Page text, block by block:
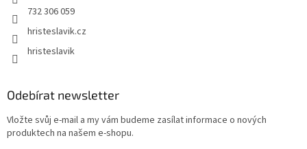
732 306 059
hristeslavik.cz
hristeslavik
Odebírat newsletter
Vložte svůj e-mail a my vám budeme zasílat informace o nových
produktech na našem e-shopu.